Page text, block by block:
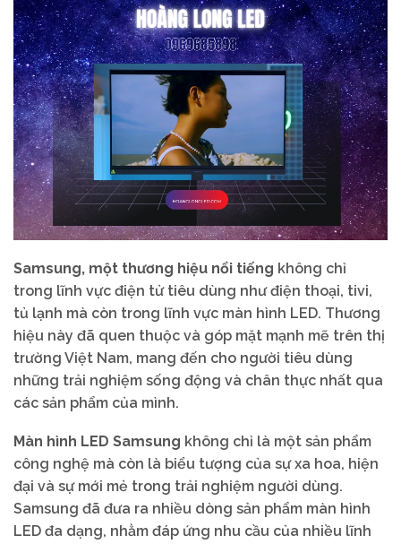
Samsung, một thương hiệu nổi tiếng không chỉ
trong lĩnh vực điện tử tiêu dùng như điện thoại, tivi,
tủ lạnh mà còn trong lĩnh vực màn hình LED. Thương
hiệu này đã quen thuộc và góp mặt mạnh mẽ trên thị
trường Việt Nam, mang đến cho người tiêu dùng
những trải nghiệm sống động và chân thực nhất qua
các sản phẩm của mình.
Màn hình LED Samsung không chỉ là một sản phẩm
công nghệ mà còn là biểu tượng của sự xa hoa, hiện
đại và sự mới mẻ trong trải nghiệm người dùng.
Samsung đã đưa ra nhiều dòng sản phẩm màn hình
LED đa dạng, nhằm đáp ứng nhu cầu của nhiều lĩnh